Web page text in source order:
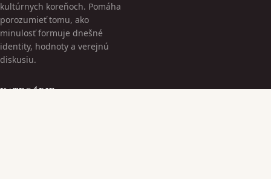
kultúrnych koreňoch. Pomáha
porozumieť tomu, ako
minulosť formuje dnešné
identity, hodnoty a verejnú
diskusiu.
KATEGÓRIE